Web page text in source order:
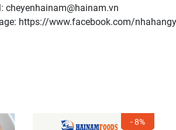
cheyenhainam@hainam.vn
https://www.facebook.com/
- 8%